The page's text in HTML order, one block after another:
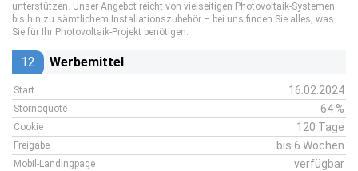
unterstützen. Unser Angebot reicht von vielseitigen Photovoltaik-Systemen
bis hin zu sämtlichem Installationszubehör – bei uns finden Sie alles, was
Sie für Ihr Photovoltaik-Projekt benötigen.
12 Werbemittel
Start 16.02.2024
Stornoquote 64 %
Cookie 120 Tage
Freigabe bis 6 Wochen
Mobil-Landingpage verfügbar